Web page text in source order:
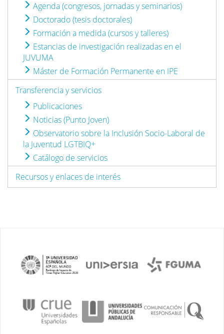
Agenda (congresos, jornadas y seminarios)
Doctorado (tesis doctorales)
Formación a medida (cursos y talleres)
Estancias de investigación realizadas en el
JUVUMA
Máster de Formación Permanente en IPE
Transferencia y servicios
Publicaciones
Noticias (Punto Joven)
Observatorio sobre la Inclusión Socio-Laboral de
la Juventud LGTBIQ+
Catálogo de servicios
Recursos y enlaces de interés